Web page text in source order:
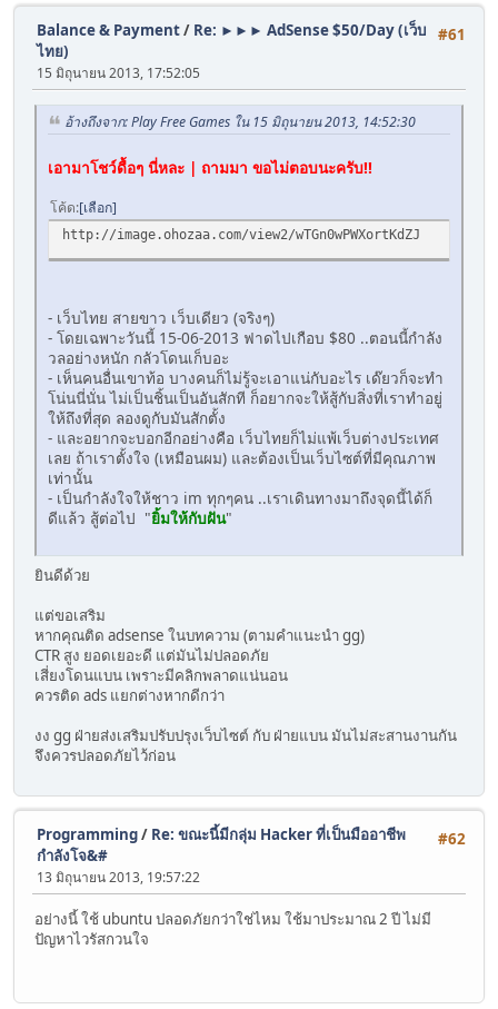
#61
Balance & Payment/ Re: ►►► AdSense $50/Day (เว็บ
ไทย)
15 มิถุนายน 2013, 17:52:05
อ้างถึงจาก: Play Free Games ใน 15 มิถุนายน 2013, 14:52:30
เอามาโชว์ดื้อๆ นี่หละ | ถามมา ขอไม่ตอบนะครับ!!
โค้ด เลือก
http://image.ohozaa.com/view2/wTGn0wPWXortKdZJ
- เว็บไทย สายขาว เว็บเดียว (จริงๆ)
- โดยเฉพาะวันนี้ 15-06-2013 ฟาดไปเกือบ $80 ..ตอนนี้กำลัง
วลอย่างหนัก กลัวโดนเก็บอะ
- เห็นคนอื่นเขาท้อ บางคนก็ไม่รู้จะเอาแน่กับอะไร เด๊ยวก็จะทำ
โน่นนี่นั่น ไม่เป็นชิ้นเป็นอันสักที ก็อยากจะให้สู้กับสิ่งที่เราทำอยู่
ให้ถึงที่สุด ลองดูกับมันสักตั้ง
- และอยากจะบอกอีกอย่างคือ เว็บไทยก็ไม่แพ้เว็บต่างประเทศ
เลย ถ้าเราตั้งใจ (เหมือนผม) และต้องเป็นเว็บไซต์ที่มีคุณภาพ
เท่านั้น
- เป็นกำลังใจให้ชาว im ทุกๆคน ..เราเดินทางมาถึงจุดนี้ได้ก็
ดีแล้ว สู้ต่อไป "ยิ้มให้กับฝัน"
ยินดีด้วย
แต่ขอเสริม
หากคุณติด adsense ในบทความ (ตามคำแนะนำ gg)
CTR สูง ยอดเยอะดี แต่มันไม่ปลอดภัย
เสี่ยงโดนแบน เพราะมีคลิกพลาดแน่นอน
ควรติด ads แยกต่างหากดีกว่า
งง gg ฝ่ายส่งเสริมปรับปรุงเว็บไซต์ กับ ฝ่ายแบน มันไม่สะสานงานกัน
จึงควรปลอดภัยไว้ก่อน
#62
Programming/ Re: ขณะนี้มีกลุ่ม Hacker ที่เป็นมืออาชีพ
กำลังโจ&#
13 มิถุนายน 2013, 19:57:22
อย่างนี้ ใช้ ubuntu ปลอดภัยกว่าใช่ไหม ใช้มาประมาณ 2 ปี ไม่มี
ปัญหาไวรัสกวนใจ